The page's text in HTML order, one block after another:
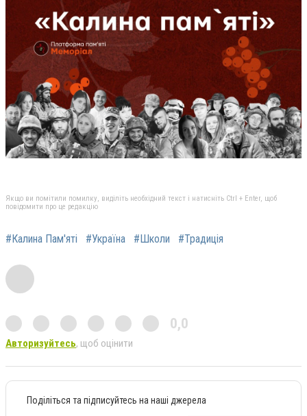
Якщо ви помітили помилку, виділіть необхідний текст і натисніть Ctrl + Enter, щоб
повідомити про це редакцію
#Калина Пам'яті #Україна #Школи #Традиція
0,0
Авторизуйтесь, щоб оцінити
Поділіться та підписуйтесь на наші джерела